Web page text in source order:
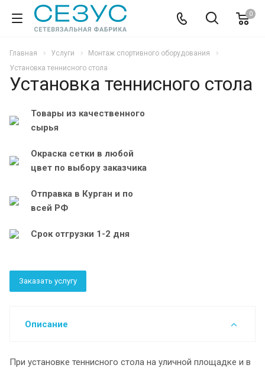
0
Главная Услуги
Монтаж спортивного оборудования
Установка теннисного стола
Установка теннисного стола
Товары из качественного
сырья
Окраска сетки в любой
цвет по выбору заказчика
Отправка в Курган и по
всей РФ
Срок отгрузки 1-2 дня
Заказать услугу
Описание
При установке теннисного стола на уличной площадке и в